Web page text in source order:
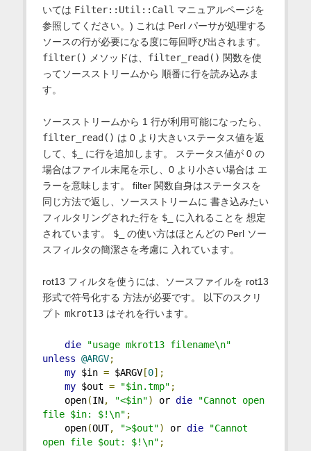
いては Filter::Util::Call マニュアルページを
参照してください。) これは Perl パーサが処理する
ソースの行が必要になる度に毎回呼び出されます。
filter()
メソッドは、 filter_read() 関数を使
ってソースストリームから 順番に行を読み込みま
す。
ソースストリームから 1 行が利用可能になったら、
filter_read() は 0 より大きいステータス値を返
して、 $_
に行を追加します。 ステータス値が 0 の
場合はファイル末尾を示し、0 より小さい場合は エ
ラーを意味します。 filter 関数自身はステータスを
同じ方法で返し、ソースストリームに 書き込みたい
フィルタリングされた行を $_
に入れることを 想定
されています。 $_
の使い方はほとんどの Perl ソー
スフィルタの簡潔さを考慮に 入れています。
rot13 フィルタを使うには、ソースファイルを rot13
形式で符号化する 方法が必要です。 以下のスクリ
プト mkrot13はそれを行います。
die
"usage mkrot13 filename\n"
unless @ARGV;
my $in = $ARGV[0];
my $out = "$in.tmp" ;
open(IN, "<$in") or die
"Cannot open
file $in: $!\n" ;
open(OUT, ">$out") or die
"Cannot
open file $out: $!\n" ;